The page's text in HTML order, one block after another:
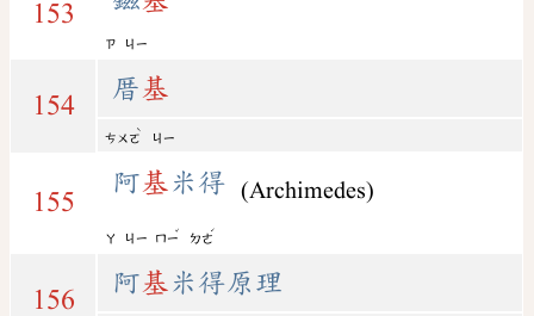
153
ㄗ ㄐㄧ
154
厝 基
ㄘㄨㄛ
ˋ
ㄐㄧ
155
阿基米得 (Archimedes)
ㄚ ㄐㄧ ㄇㄧ
ˇ
ㄉㄜ
ˊ
156
阿基米得原理